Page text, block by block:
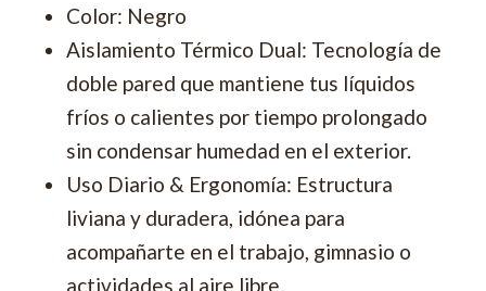
Color: Negro
Aislamiento Térmico Dual: Tecnología de
doble pared que mantiene tus líquidos
fríos o calientes por tiempo prolongado
sin condensar humedad en el exterior.
Uso Diario & Ergonomía: Estructura
liviana y duradera, idónea para
acompañarte en el trabajo, gimnasio o
actividades al aire libre.